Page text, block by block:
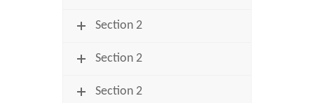
Section 2
Section 2
Section 2